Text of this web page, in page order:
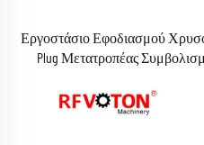
Εργοστάσιο Εφοδιασμού
Plug Μετατροπέας